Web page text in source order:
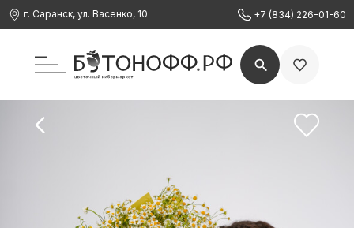
г. Саранск, ул. Васенко, 10 +7 (834) 226-01-60